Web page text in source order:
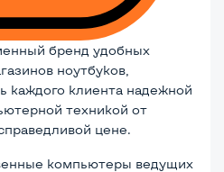
бренд удобных
ноутбуков,
каждого клиента надежной
техникой от
цене.
компьютеры ведущих